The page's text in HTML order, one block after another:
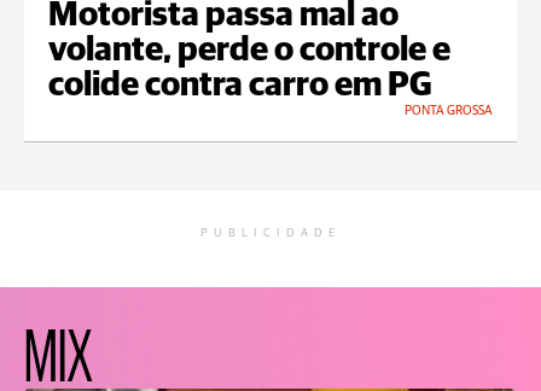
Motorista passa mal ao
volante, perde o controle e
colide contra carro em PG
PONTA GROSSA
PUBLICIDADE
MIX